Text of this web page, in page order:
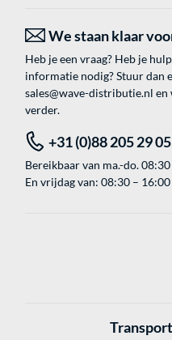
We staan klaar
Heb je een vraag? Heb je
informatie nodig? Stuur dan
sales@wave-distributie.nl en
verder.
+31 (0)88 205 29 05
Bereikbaar van ma.-do.
En vrijdag van: 08:30 –